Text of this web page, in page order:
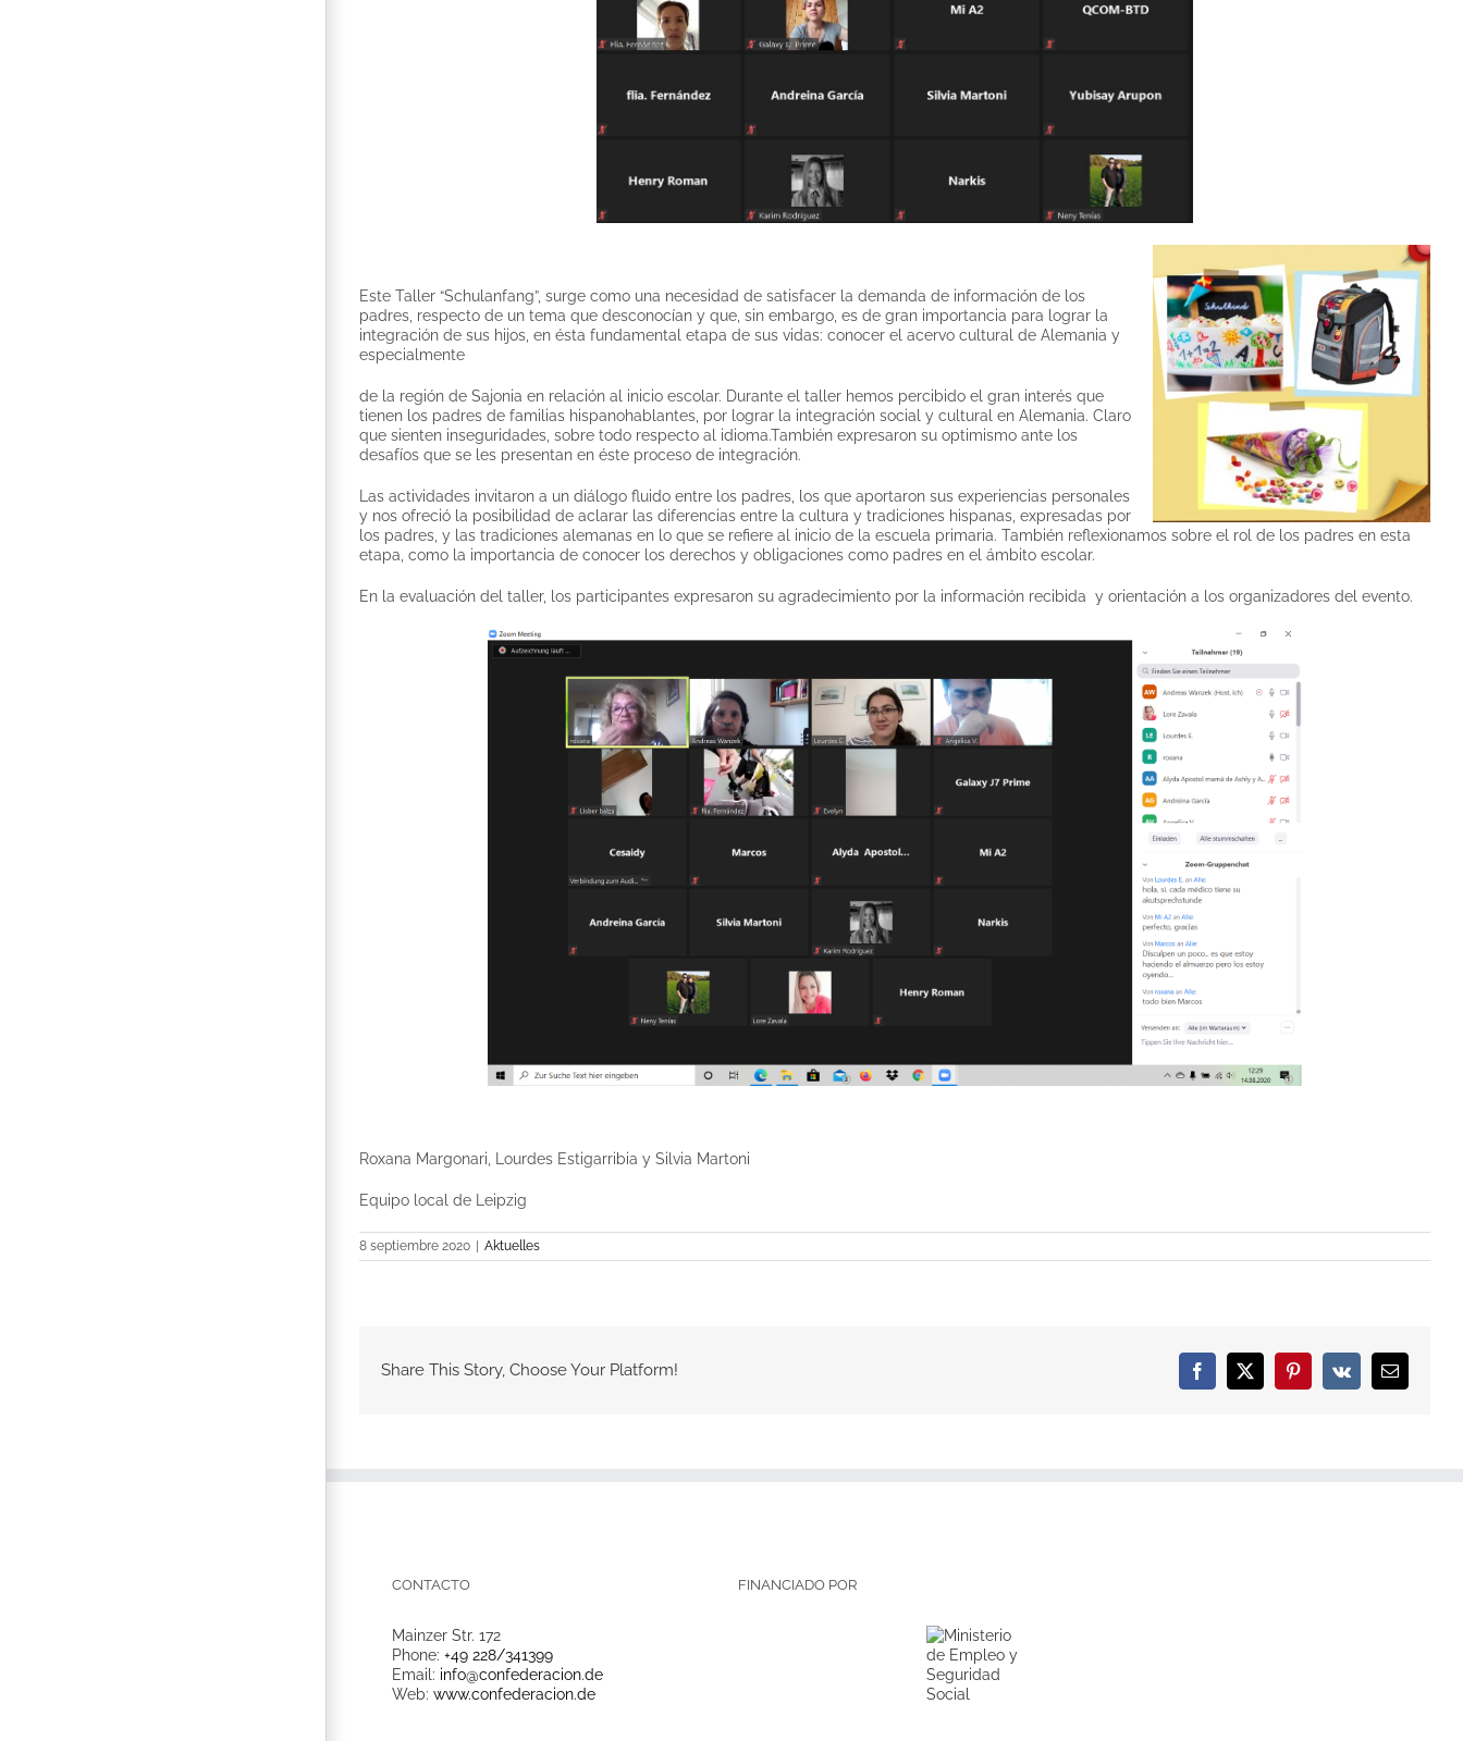
Este Taller “Schulanfang”, surge como una necesidad de satisfacer la demanda de información de los
padres, respecto de un tema que desconocían y que, sin embargo, es de gran importancia para lograr la
integración de sus hijos, en ésta fundamental etapa de sus vidas: conocer el acervo cultural de Alemania y
especialmente
de la región de Sajonia en relación al inicio escolar. Durante el taller hemos percibido el gran interés que
tienen los padres de familias hispanohablantes, por lograr la integración social y cultural en Alemania. Claro
que sienten inseguridades, sobre todo respecto al idioma.También expresaron su optimismo ante los
desafíos que se les presentan en éste proceso de integración.
Las actividades invitaron a un diálogo fluido entre los padres, los que aportaron sus experiencias personales
y nos ofreció la posibilidad de aclarar las diferencias entre la cultura y tradiciones hispanas, expresadas por
los padres, y las tradiciones alemanas en lo que se refiere al inicio de la escuela primaria. También reflexionamos sobre el rol de los padres en esta
etapa, como la importancia de conocer los derechos y obligaciones como padres en el ámbito escolar.
En la evaluación del taller, los participantes expresaron su agradecimiento por la información recibida y orientación a los organizadores del evento.
Roxana Margonari, Lourdes Estigarribia y Silvia Martoni
Equipo local de Leipzig
8 septiembre 2020 Aktuelles
Share This Story, Choose Your Platform! Facebook
X Pinterest
Vk Email
CONTACTO
Mainzer Str. 172
Phone: +49 228/341399
Email: info@confederacion.de
Web: www.confederacion.de
FINANCIADO POR